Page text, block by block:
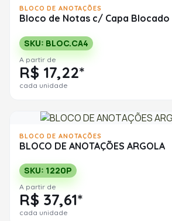
BLOCO DE ANOTAÇÕES
Bloco de Notas c/ Capa Blocado
SKU: BLOC.CA4
A partir de
R$ 17,22*
cada unidade
BLOCO DE ANOTAÇÕES
BLOCO DE ANOTAÇÕES ARGOLA
SKU: 1220P
A partir de
R$ 37,61*
cada unidade